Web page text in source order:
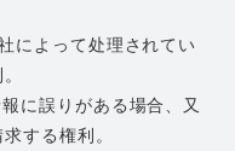
によって处理されてい
に誤りがある場合、又
する権利。